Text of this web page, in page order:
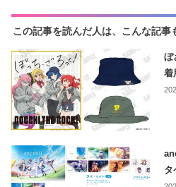
この記事を読んだ人は、こんな記事
ぼ
着
タ